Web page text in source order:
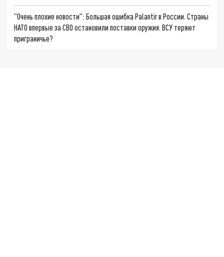
"Очень плохие новости": Большая ошибка Palantir в России. Страны
НАТО впервые за СВО остановили поставки оружия. ВСУ теряют
приграничье?